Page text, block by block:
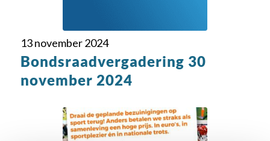
13 november 2024
Bondsraadvergadering 30
november 2024